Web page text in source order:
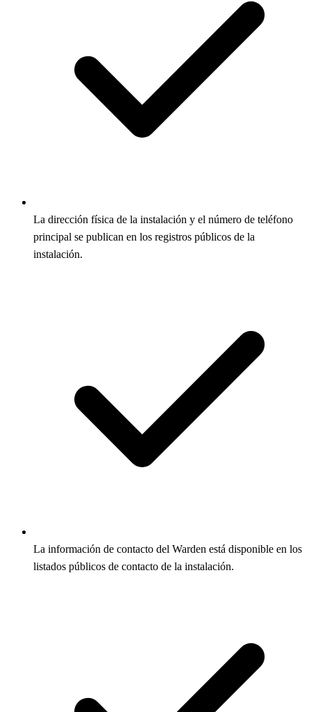
La dirección física de la instalación y el número de teléfono
principal se publican en los registros públicos de la
instalación.
La información de contacto del Warden está disponible en los
listados públicos de contacto de la instalación.